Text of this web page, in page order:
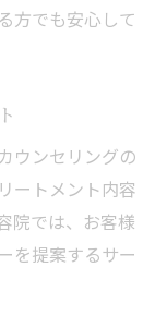
方でも安心して
ウンセリングの
ートメント内容
院では、お客様
を提案するサー